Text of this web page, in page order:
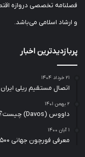
و ارشاد اسلامی می‌باشد.
پربازدیدترین اخبار
۲۱ خرداد ۱۴۰۴
اتصال مستقیم ریلی
۲ بهمن ۱۴۰۱
داووس (Davos) چیست؟ میز مذاکره مجمع جهانی اقتصاد
۱ آبان ۱۴۰۰
معرفی فورچون جهانی ۵۰۰ و رتبه بندی ۵۰۰ شرکت برتر جهان